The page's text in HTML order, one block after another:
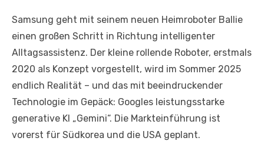
Samsung geht mit seinem neuen Heimroboter Ballie
einen großen Schritt in Richtung intelligenter
Alltagsassistenz. Der kleine rollende Roboter, erstmals
2020 als Konzept vorgestellt, wird im Sommer 2025
endlich Realität – und das mit beeindruckender
Technologie im Gepäck: Googles leistungsstarke
generative KI „Gemini“. Die Markteinführung ist
vorerst für Südkorea und die USA geplant.